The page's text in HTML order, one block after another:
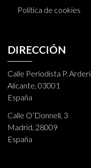
Política de cookies
DIRECCIÓN
Calle Periodista P.
Alicante, 03001
España
Calle O’Donnell, 3
Madrid, 28009
España